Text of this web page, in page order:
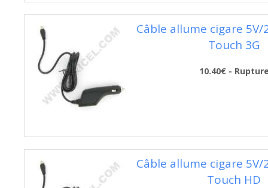
Câble allume cigare 5V/
Touch 3G
10.40€ -
Câble allume cigare 5V/
Touch HD